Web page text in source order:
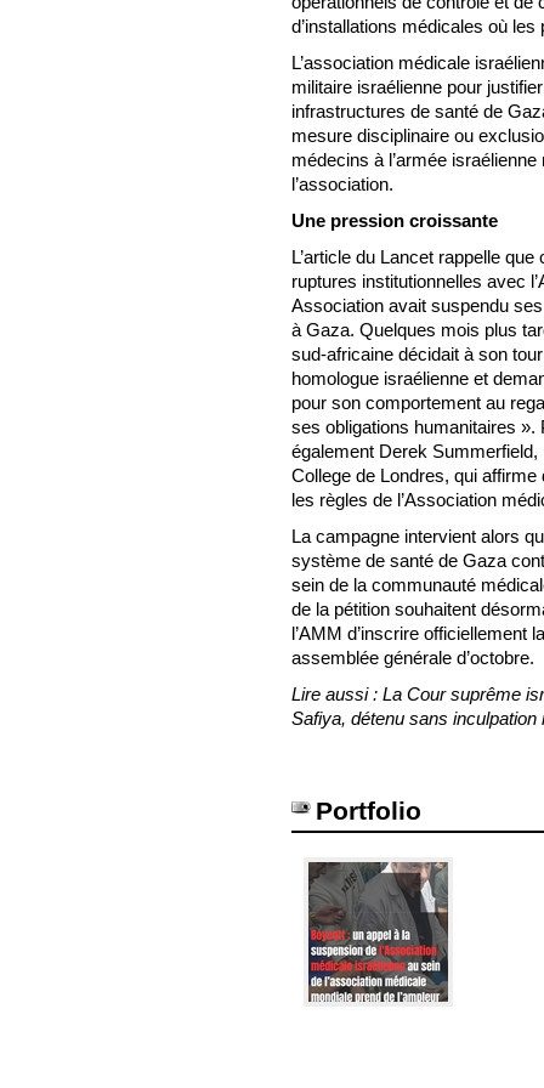
d’installations médicales où
L’association médicale
militaire israélienne pour
infrastructures de santé de
mesure disciplinaire ou
médecins à l’armée
l’association.
Une pression croissante
L’article du Lancet rappelle
ruptures institutionnelles avec
Association avait suspendu
à Gaza. Quelques mois plus
sud-africaine décidait à son
homologue israélienne et
pour son comportement au
ses obligations humanitaires ».
également Derek
College de Londres, qui affirme
les règles de l’Association
La campagne intervient alors
système de santé de Gaza
sein de la communauté
de la pétition souhaitent
l’AMM d’inscrire officiellement
assemblée générale d’octobre.
Lire aussi : La Cour suprême
Safiya, détenu sans inculpation
Portfolio